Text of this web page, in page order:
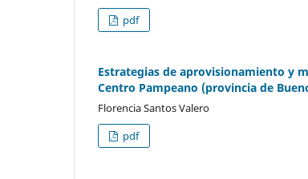
pdf
Estrategias de aprovisionamiento y
Centro Pampeano (provincia de
Florencia Santos Valero
pdf